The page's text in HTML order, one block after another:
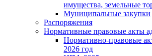
имущества, земельные
Муниципальные закупки
Распоряжения
Нормативные правовые акты
Нормативно-правовые
2026 год